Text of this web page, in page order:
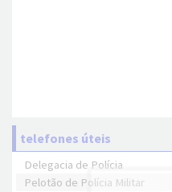
telefones úteis
Delegacia de Polícia
Pelotão de Polícia Militar